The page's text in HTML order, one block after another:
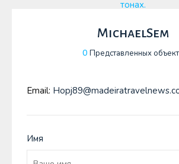
MichaelSem
0 Представленных
Email:
Имя